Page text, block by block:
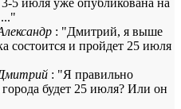
: "Дмитрий, я выше
состоится и пройдет 25 июля
: "Я правильно
будет 25 июля? Или он